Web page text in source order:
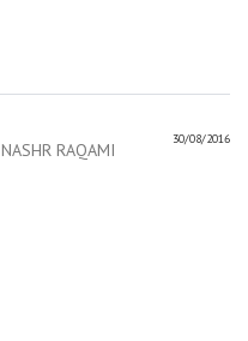
30/08/2016
NASHR RAQAMI